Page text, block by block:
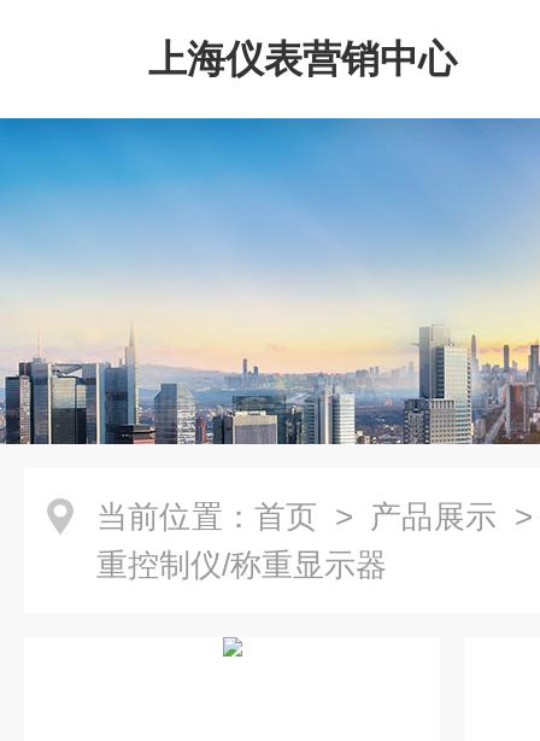
上海仪表营销中心
当前位置： 首页 > 产品展示
重控制仪/称重显示器